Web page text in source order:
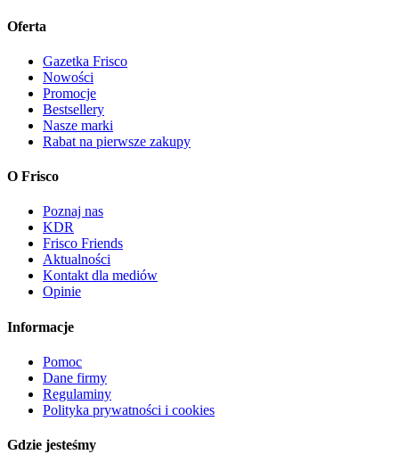
Oferta
Gazetka Frisco
Nowości
Promocje
Bestsellery
Nasze marki
Rabat na pierwsze zakupy
O Frisco
Poznaj nas
KDR
Frisco Friends
Aktualności
Kontakt dla mediów
Opinie
Informacje
Pomoc
Dane firmy
Regulaminy
Polityka prywatności i cookies
Gdzie jesteśmy